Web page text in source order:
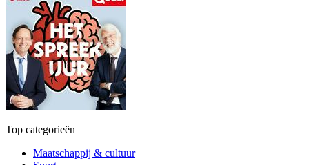
Top categorieën
Maatschappij & cultuur